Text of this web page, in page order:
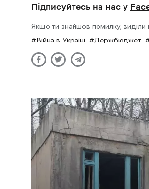
Підписуйтесь на нас у
Якщо ти знайшов помилку, виділи
Війна в Україні
Держбюджет